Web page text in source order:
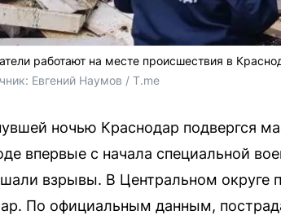
работают на месте происшествия в
Евгений Наумов / T.me
ночью Краснодар подвергся
впервые с начала специальной
взрывы. В Центральном округе
По официальным данным,